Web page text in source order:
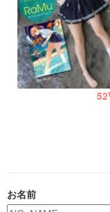
52
お名前